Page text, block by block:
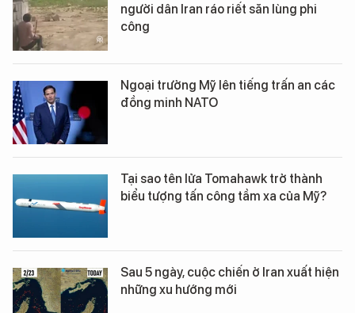
người dân Iran ráo riết săn lùng phi
công
Ngoại trưởng Mỹ lên tiếng trấn an các
đồng minh NATO
Tại sao tên lửa Tomahawk trở thành
biểu tượng tấn công tầm xa của Mỹ?
Sau 5 ngày, cuộc chiến ở Iran xuất hiện
những xu hướng mới